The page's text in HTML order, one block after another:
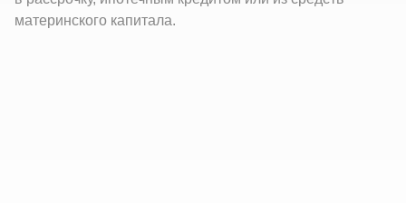
материнского капитала.